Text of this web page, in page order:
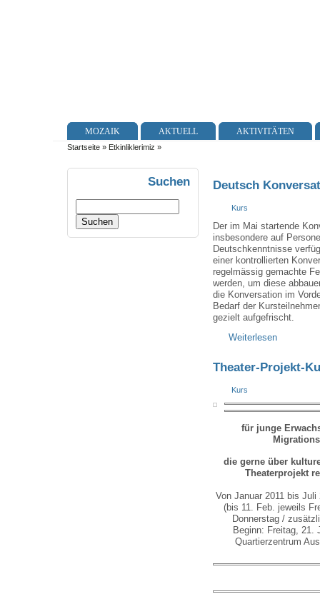
MOZAIK AKTUELL AKTIVITÄTEN
Startseite » Etkinliklerimiz »
Deutsch
Kurs
Der im Mai startende
insbesondere auf
Deutschkenntnisse
einer kontrollierten
regelmässig gemachte
werden, um diese
die Konversation im
Bedarf der
gezielt aufgefrischt.
Weiterlesen
Theater-Projekt-
Kurs
für junge
die gerne über
Theaterprojekt
Von Januar 2011 bis Juli
(bis 11. Feb. jeweils
Donnerstag /
Beginn: Freitag, 21.
Quartierzentrum
Suchen